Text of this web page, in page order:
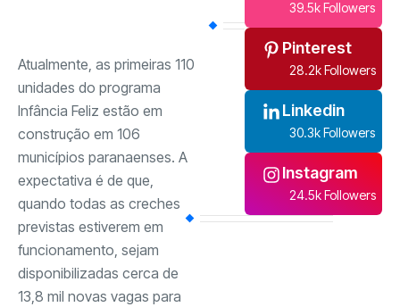
Atualmente, as primeiras 110
unidades do programa
Infância Feliz estão em
construção em 106
municípios paranaenses. A
expectativa é de que,
quando todas as creches
previstas estiverem em
funcionamento, sejam
disponibilizadas cerca de
13,8 mil novas vagas para
39.5k Followers
Pinterest
28.2k Followers
Linkedin
30.3k Followers
Instagram
24.5k Followers